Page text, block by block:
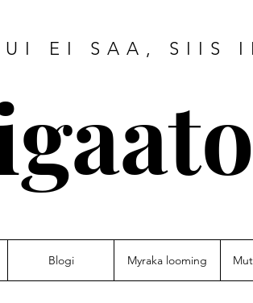
EI SAA, SIIS
Blogi Myraka looming